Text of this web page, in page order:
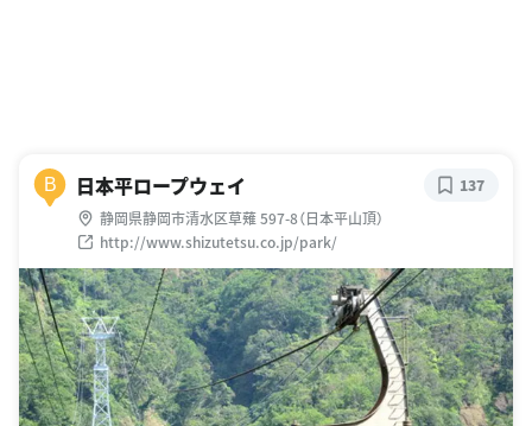
B 日本平ロープウェイ
静岡県静岡市清水区草薙 597-8（日本平山頂）
http://www.shizutetsu.co.jp/park/
137